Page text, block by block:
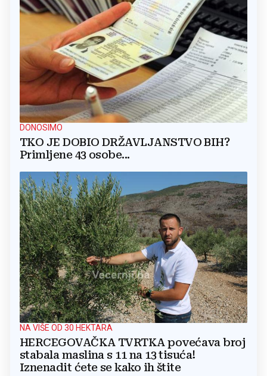
DONOSIMO
TKO JE DOBIO DRŽAVLJANSTVO BIH?
Primljene 43 osobe...
NA VIŠE OD 30 HEKTARA
HERCEGOVAČKA TVRTKA povećava broj
stabala maslina s 11 na 13 tisuća!
Iznenadit ćete se kako ih štite